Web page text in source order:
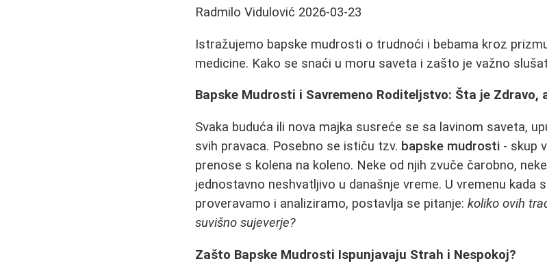
Radmilo Vidulović 2026-03-23
Istražujemo bapske mudrosti o trudnoći i bebama kroz
medicine. Kako se snaći u moru saveta i zašto je važno
Bapske Mudrosti i Savremeno Roditeljstvo: Šta je Zdravo,
Svaka buduća ili nova majka susreće se sa lavinom saveta,
svih pravaca. Posebno se ističu tzv. bapske mudrosti - skup
prenose s kolena na koleno. Neke od njih zvuče čarobno,
jednostavno neshvatljivo u današnje vreme. U vremenu kada
proveravamo i analiziramo, postavlja se pitanje:koliko ovih
suvišno sujeverje?
Zašto Bapske Mudrosti Ispunjavaju Strah i Nespokoj?